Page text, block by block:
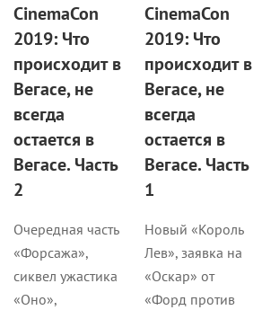
CinemaCon
2019: Что
происходит в
Вегасе, не
всегда
остается в
Вегасе. Часть
2
Очередная часть
«Форсажа»,
сиквел ужастика
«Оно»,
CinemaCon
2019: Что
происходит в
Вегасе, не
всегда
остается в
Вегасе. Часть
1
Новый «Король
Лев», заявка на
«Оскар» от
«Форд против